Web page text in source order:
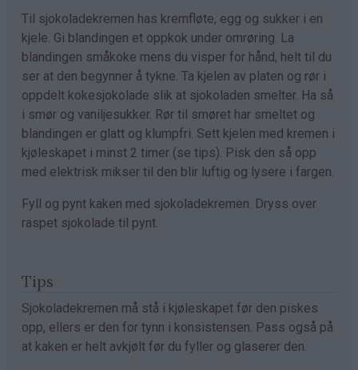
Til sjokoladekremen has kremfløte, egg og sukker i en
kjele. Gi blandingen et oppkok under omrøring. La
blandingen småkoke mens du visper for hånd, helt til du
ser at den begynner å tykne. Ta kjelen av platen og rør i
oppdelt kokesjokolade slik at sjokoladen smelter. Ha så
i smør og vaniljesukker. Rør til smøret har smeltet og
blandingen er glatt og klumpfri. Sett kjelen med kremen i
kjøleskapet i minst 2 timer (se tips). Pisk den så opp
med elektrisk mikser til den blir luftig og lysere i fargen.
Fyll og pynt kaken med sjokoladekremen. Dryss over
raspet sjokolade til pynt.
Tips
Sjokoladekremen må stå i kjøleskapet før den piskes
opp, ellers er den for tynn i konsistensen. Pass også på
at kaken er helt avkjølt før du fyller og glaserer den.